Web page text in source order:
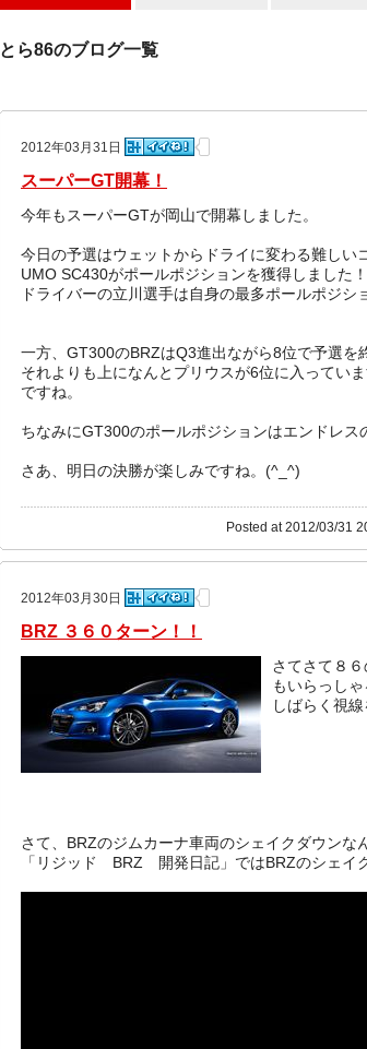
とら86のブログ一覧
2012年03月31日
スーパーGT開幕！
今年もスーパーGTが岡山で開幕しました。
今日の予選はウェットからドライに変わる難しい
UMO SC430がポールポジションを獲得しました！
ドライバーの立川選手は自身の最多ポールポジシ
一方、GT300のBRZはQ3進出ながら8位で予選を
それよりも上になんとプリウスが6位に入ってい
ですね。
ちなみにGT300のポールポジションはエンドレス
さあ、明日の決勝が楽しみですね。(^_^)
Posted at 2012/03/31
2012年03月30日
BRZ ３６０ターン！！
さてさて８
もいらっしゃ
しばらく視
さて、BRZのジムカーナ車両のシェイクダウンな
「リジッド BRZ 開発日記」ではBRZのシェイ